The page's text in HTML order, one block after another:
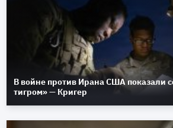
В войне против Ирана США показали
тигром» — Кригер